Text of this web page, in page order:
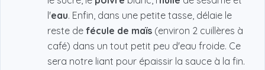
l'eau. Enfin, dans une petite tasse, délaie le
reste de fécule de maïs (environ 2 cuillères à
café) dans un tout petit peu d'eau froide. Ce
sera notre liant pour épaissir la sauce à la fin.